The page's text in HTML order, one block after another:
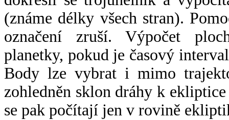
(známe délky všech stran).
označení zruší. Výpočet
planetky, pokud je časový
Body lze vybrat i mimo
zohledněn sklon dráhy k
se pak počítají jen v rovině